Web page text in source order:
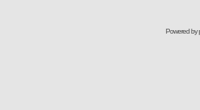
Powered by